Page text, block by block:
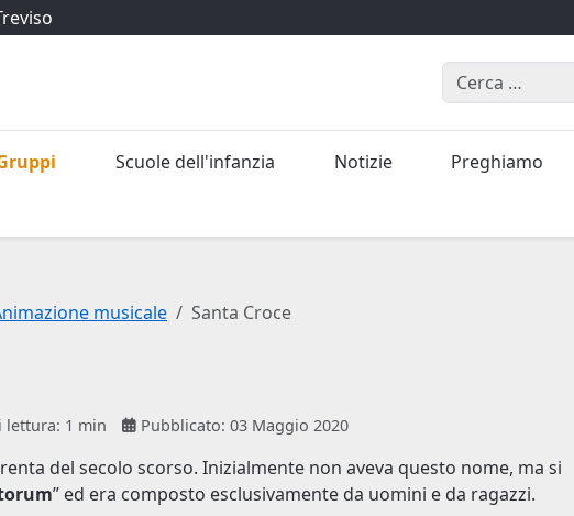
Cerca
Scuole dell'infanzia Notizie Preghiamo
musicale Santa Croce
lettura: 1 min Pubblicato: 03 Maggio 2020
del secolo scorso. Inizialmente non aveva questo nome, ma si
” ed era composto esclusivamente da uomini e da ragazzi.